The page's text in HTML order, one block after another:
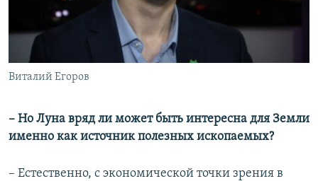
Виталий Егоров
– Но Луна вряд ли может быть интересна для Земли
именно как источник полезных ископаемых?
– Естественно, с экономической точки зрения в